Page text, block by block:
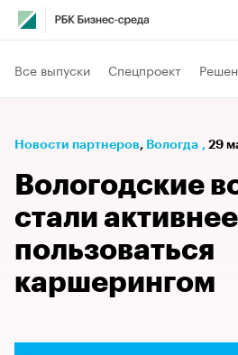
Все выпуски Спецпроект
Новости партнеров⁠, Вологда , 29
Вологодские
стали активнее
пользоваться
каршерингом